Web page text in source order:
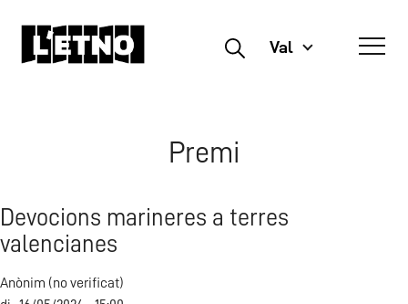
Buscar Val
Premi
Devocions marineres a terres
valencianes
Anònim (no verificat)